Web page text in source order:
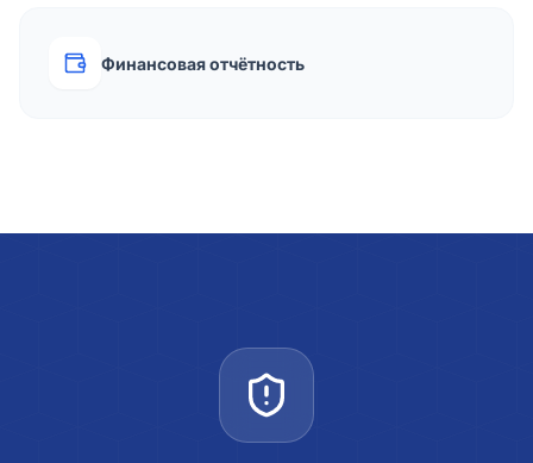
Финансовая отчётность